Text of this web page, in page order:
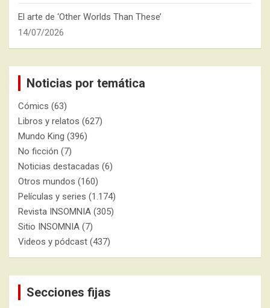
El arte de ‘Other Worlds Than These’
14/07/2026
Noticias por temática
Cómics (63)
Libros y relatos (627)
Mundo King (396)
No ficción (7)
Noticias destacadas (6)
Otros mundos (160)
Películas y series (1.174)
Revista INSOMNIA (305)
Sitio INSOMNIA (7)
Videos y pódcast (437)
Secciones fijas